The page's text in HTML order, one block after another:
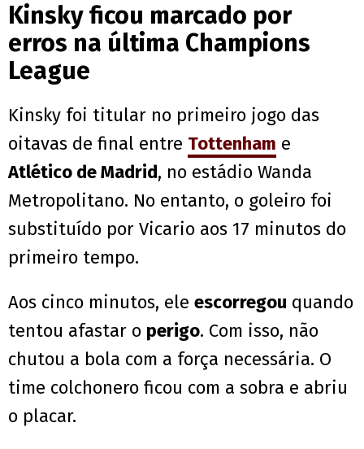
Kinsky ficou marcado por
erros na última Champions
League
Kinsky foi titular no primeiro jogo das
oitavas de final entre Tottenham e
Atlético de Madrid, no estádio Wanda
Metropolitano. No entanto, o goleiro foi
substituído por Vicario aos 17 minutos do
primeiro tempo.
Aos cinco minutos, ele escorregou quando
tentou afastar o perigo. Com isso, não
chutou a bola com a força necessária. O
time colchonero ficou com a sobra e abriu
o placar.